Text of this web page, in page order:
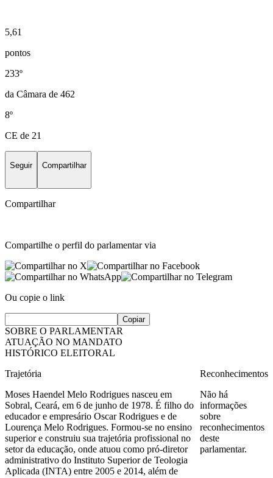
5,61
pontos
233º
da Câmara de 462
8º
CE de 21
Seguir Compartilhar
Compartilhar
Compartilhe o perfil do parlamentar via
Ou copie o link
Copiar
SOBRE O PARLAMENTAR
ATUAÇÃO NO MANDATO
HISTÓRICO ELEITORAL
Trajetória
Moses Haendel Melo Rodrigues nasceu em
Sobral, Ceará, em 6 de junho de 1978. É filho do
educador e empresário Oscar Rodrigues e de
Lourença Melo Rodrigues. Formou-se no ensino
superior e construiu sua trajetória profissional no
setor da educação, onde atuou como pró-diretor
administrativo do Instituto Superior de Teologia
Aplicada (INTA) entre 2005 e 2014, além de
Reconhecimentos
Não há
informações
sobre
reconhecimentos
deste
parlamentar.